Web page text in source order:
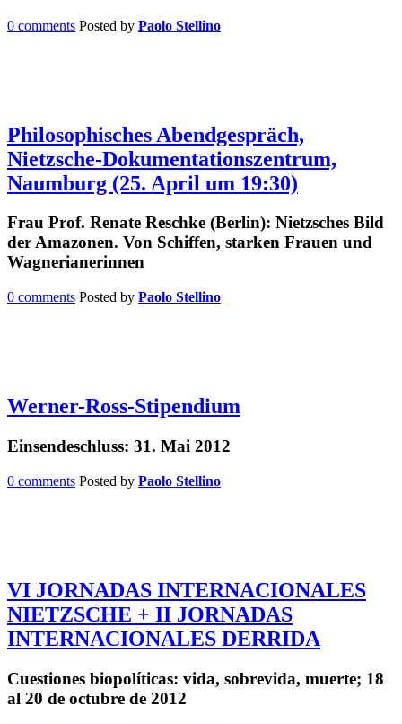
0 comments Posted by Paolo Stellino
Philosophisches Abendgespräch,
Nietzsche-Dokumentationszentrum,
Naumburg (25. April um 19:30)
Frau Prof. Renate Reschke (Berlin): Nietzsches Bild
der Amazonen. Von Schiffen, starken Frauen und
Wagnerianerinnen
0 comments Posted by Paolo Stellino
Werner-Ross-Stipendium
Einsendeschluss: 31. Mai 2012
0 comments Posted by Paolo Stellino
VI JORNADAS INTERNACIONALES
NIETZSCHE + II JORNADAS
INTERNACIONALES DERRIDA
Cuestiones biopolíticas: vida, sobrevida, muerte; 18
al 20 de octubre de 2012